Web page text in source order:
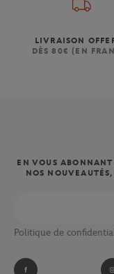
LIVRAISON
DÈS 80€ (EN
EN VOUS
NOS
Politique de